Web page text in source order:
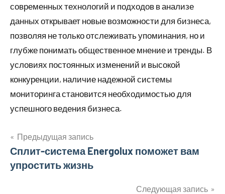
современных технологий и подходов в анализе
данных открывает новые возможности для бизнеса,
позволяя не только отслеживать упоминания, но и
глубже понимать общественное мнение и тренды. В
условиях постоянных изменений и высокой
конкуренции, наличие надежной системы
мониторинга становится необходимостью для
успешного ведения бизнеса.
Навигация
по
Предыдущая запись
Сплит-система Energolux поможет вам
упростить жизнь
Следующая запись